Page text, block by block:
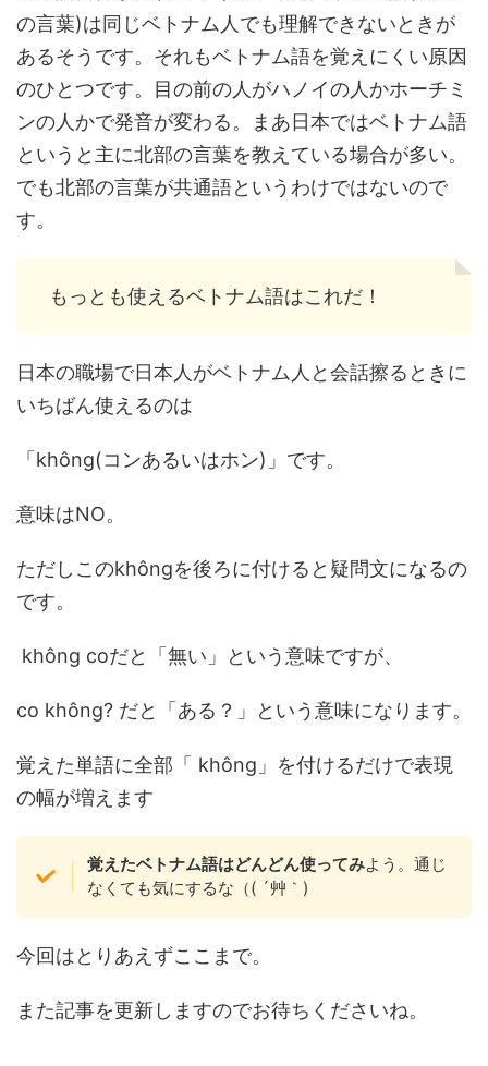
の言葉)は同じベトナム人でも理解できないときが
あるそうです。それもベトナム語を覚えにくい原因
のひとつです。目の前の人がハノイの人かホーチミ
ンの人かで発音が変わる。まあ日本ではベトナム語
というと主に北部の言葉を教えている場合が多い。
でも北部の言葉が共通語というわけではないので
す。
もっとも使えるベトナム語はこれだ！
日本の職場で日本人がベトナム人と会話擦るときに
いちばん使えるのは
「không(コンあるいはホン)」です。
意味はNO。
ただしこのkhôngを後ろに付けると疑問文になるの
です。
không coだと「無い」という意味ですが、
co không? だと「ある？」という意味になります。
覚えた単語に全部「 không」を付けるだけで表現
の幅が増えます
覚えたベトナム語はどんどん使ってみよう。通じ
なくても気にするな（( ´艸｀)
今回はとりあえずここまで。
また記事を更新しますのでお待ちくださいね。